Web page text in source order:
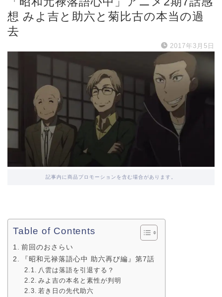
想 みよ吉と助六と菊比古の本当の過
去
2017年3月5日
記事内に商品プロモーションを含む場合があります。
Table of Contents
前回のおさらい
『昭和元禄落語心中 助六再び編』第7話
八雲は落語を引退する？
みよ吉の本名と素性が判明
若き日の先代助六